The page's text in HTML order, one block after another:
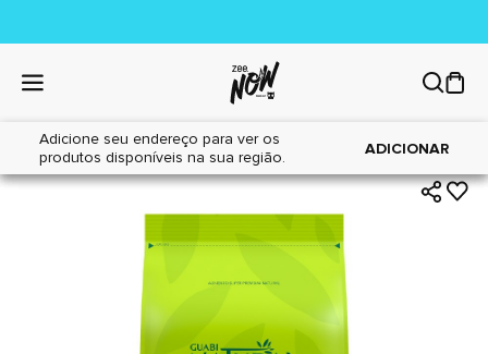
Adicione seu endereço para ver os
produtos disponíveis na sua região.
ADICIONAR
Home|Cães|Alimentos